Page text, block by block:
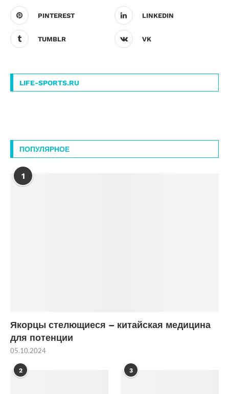
PINTEREST LINKEDIN
TUMBLR VK
LIFE-SPORTS.RU
ПОПУЛЯРНОЕ
1
Якорцы стелющиеся – китайская медицина
для потенции
05.10.2024
2 3